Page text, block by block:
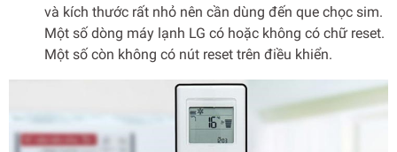
và kích thước rất nhỏ nên cần dùng đến que chọc sim.
Một số dòng máy lạnh LG có hoặc không có chữ reset.
Một số còn không có nút reset trên điều khiển.